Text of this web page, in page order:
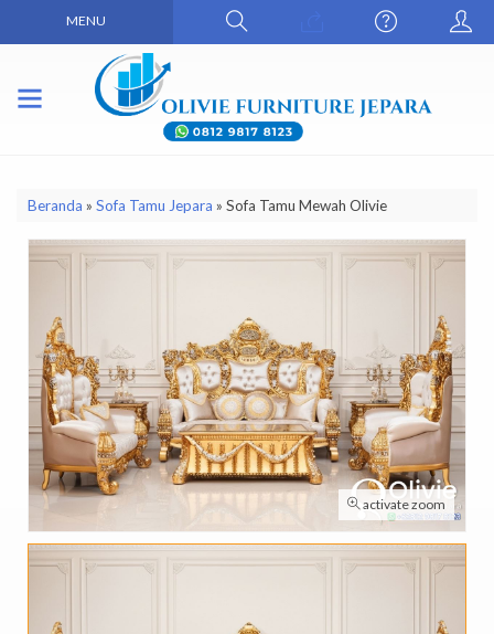
MENU
Beranda » Sofa Tamu Jepara » Sofa Tamu Mewah Olivie
activate zoom